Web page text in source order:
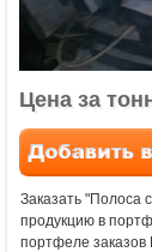
Цена за
Заказать "Полоса
продукцию в
портфеле заказов